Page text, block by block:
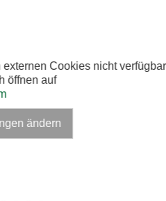
Cookies nicht
öffnen auf
ändern